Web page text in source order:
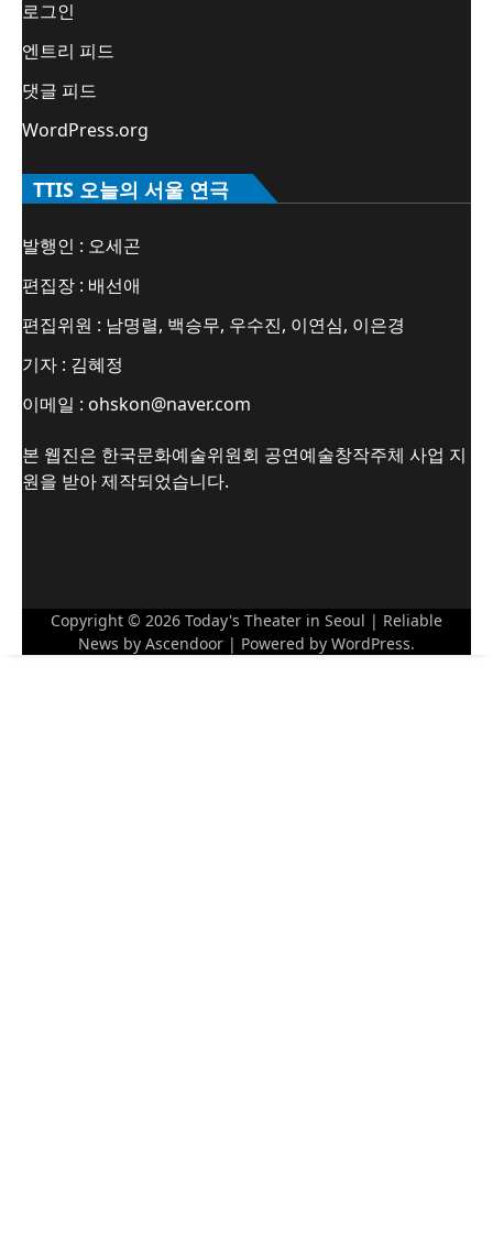
로그인
엔트리 피드
댓글 피드
WordPress.org
TTIS 오늘의 서울 연극
발행인 : 오세곤
편집장 : 배선애
편집위원 : 남명렬, 백승무, 우수진, 이연심, 이은경
기자 : 김혜정
이메일 : ohskon@naver.com
본 웹진은 한국문화예술위원회 공연예술창작주체 사업 지
원을 받아 제작되었습니다.
Copyright © 2026 Today's Theater in Seoul | Reliable
News by Ascendoor | Powered by WordPress.